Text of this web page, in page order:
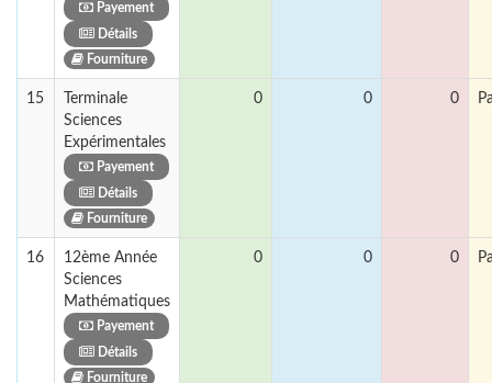
Payement
Détails
Fourniture
15
Terminale
Sciences
Expérimentales
Payement
Détails
Fourniture
0 0 0
16
12ème Année
Sciences
Mathématiques
Payement
Détails
Fourniture
0 0 0